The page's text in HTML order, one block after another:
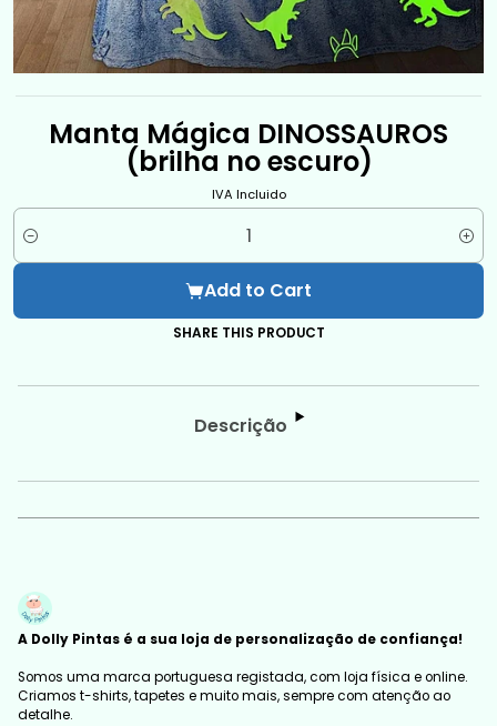
Manta Mágica DINOSSAUROS
(brilha no escuro)
IVA Incluido
Quantity
Add to Cart
SHARE THIS PRODUCT
Descrição
A Dolly Pintas é a sua loja de personalização de confiança!
Somos uma marca portuguesa registada, com loja física e online.
Criamos t-shirts, tapetes e muito mais, sempre com atenção ao
detalhe.